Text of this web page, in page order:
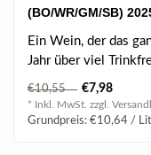
(BO/WR/GM/SB)
0.75 l
Ein Wein, der das
Jahr über viel
bereitet und Lust auf
we..
€10,55 €7,98
* Inkl. MwSt. zzgl.
Grundpreis: €10,64 /